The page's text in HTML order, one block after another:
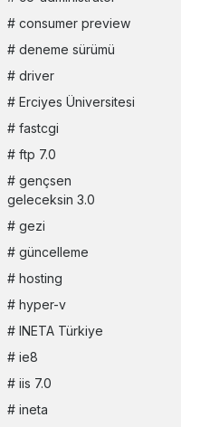
consumer preview
deneme sürümü
driver
Erciyes Üniversitesi
fastcgi
ftp 7.0
gençsen
geleceksin 3.0
gezi
güncelleme
hosting
hyper-v
INETA Türkiye
ie8
iis 7.0
ineta